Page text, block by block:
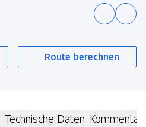
Route berechnen
Technische Daten Kommentar